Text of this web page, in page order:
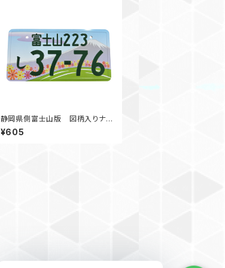
静岡県側富士山版 図柄入りナン
バープレートマグネット
¥605